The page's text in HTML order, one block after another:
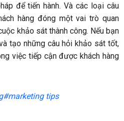
để tiến hành. Và các loại câu
hàng đóng một vai trò quan
khảo sát thành công. Nếu bạn
tạo những câu hỏi khảo sát tốt,
việc tiếp cận được khách hàng
#marketing tips